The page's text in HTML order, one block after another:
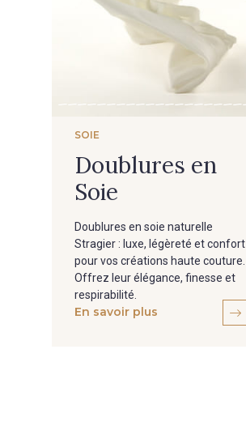
SOIE
Doublures en
Soie
Doublures en soie naturelle
Stragier : luxe, légèreté et confort
pour vos créations haute couture.
Offrez leur élégance, finesse et
respirabilité.
En savoir plus